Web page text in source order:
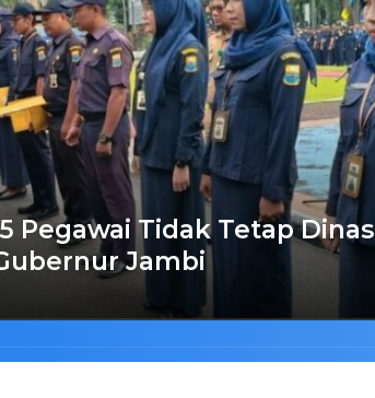
Pegawai Tidak Tetap Dinas
Jambi